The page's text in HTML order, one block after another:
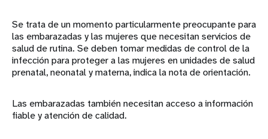
Se trata de un momento particularmente preocupante para
las embarazadas y las mujeres que necesitan servicios de
salud de rutina. Se deben tomar medidas de control de la
infección para proteger a las mujeres en unidades de salud
prenatal, neonatal y materna, indica la nota de orientación.
Las embarazadas también necesitan acceso a información
fiable y atención de calidad.